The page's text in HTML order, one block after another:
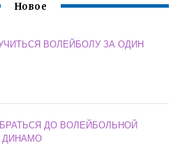
Новое
ВОЛЕЙБОЛУ ЗА ОДИН
ДО ВОЛЕЙБОЛЬНОЙ